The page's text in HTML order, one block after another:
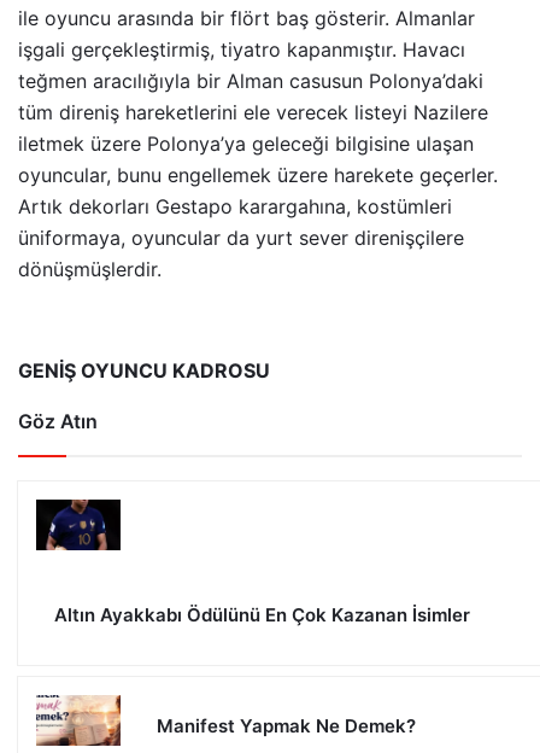
ile oyuncu arasında bir flört baş gösterir. Almanlar
işgali gerçekleştirmiş, tiyatro kapanmıştır. Havacı
teğmen aracılığıyla bir Alman casusun Polonya’daki
tüm direniş hareketlerini ele verecek listeyi Nazilere
iletmek üzere Polonya’ya geleceği bilgisine ulaşan
oyuncular, bunu engellemek üzere harekete geçerler.
Artık dekorları Gestapo karargahına, kostümleri
üniformaya, oyuncular da yurt sever direnişçilere
dönüşmüşlerdir.
GENİŞ OYUNCU KADROSU
Göz Atın
Altın Ayakkabı Ödülünü En Çok Kazanan İsimler
Manifest Yapmak Ne Demek?